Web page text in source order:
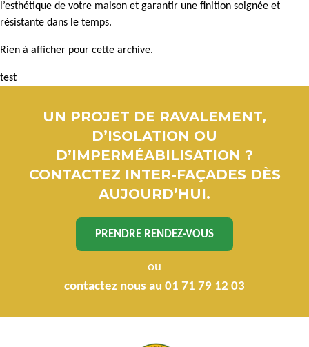
l’esthétique de votre maison et garantir une finition soignée et
résistante dans le temps.
Rien à afficher pour cette archive.
test
UN PROJET DE RAVALEMENT,
D’ISOLATION OU
D’IMPERMÉABILISATION ?
CONTACTEZ INTER-FAÇADES DÈS
AUJOURD’HUI.
PRENDRE RENDEZ-VOUS
ou
contactez nous au 01 71 79 12 03